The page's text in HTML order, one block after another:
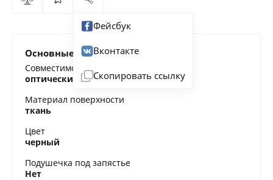
Фейсбук
Вконтакте
Скопировать ссылку
Основные характеристики
Совместимость
оптические мыши, лазерные мыши
Материал поверхности
ткань
Цвет
черный
Подушечка под запястье
Нет